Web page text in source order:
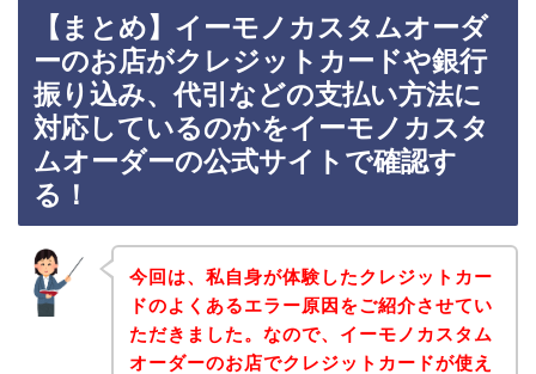
【まとめ】イーモノカスタムオーダ
ーのお店がクレジットカードや銀行
振り込み、代引などの支払い方法に
対応しているのかをイーモノカスタ
ムオーダーの公式サイトで確認す
る！
今回は、私自身が体験したクレジットカー
ドのよくあるエラー原因をご紹介させてい
ただきました。なので、イーモノカスタム
オーダーのお店でクレジットカードが使え